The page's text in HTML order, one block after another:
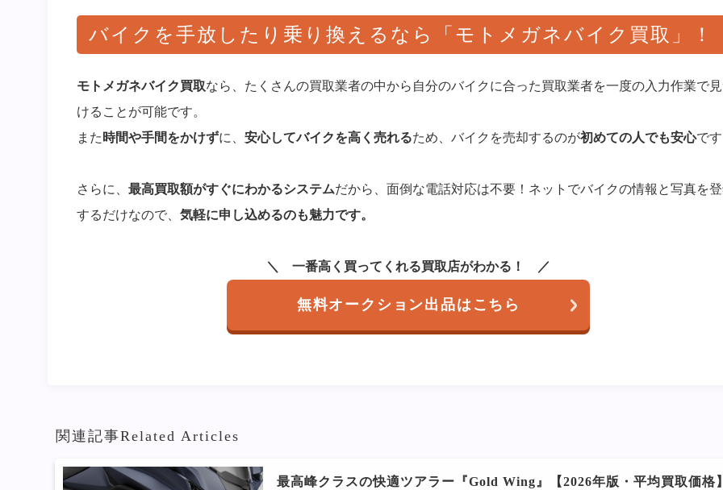
バイクを手放したり乗り換えるなら「モトメガネバイク買取」！
モトメガネバイク買取なら、たくさんの買取業者の中から自分のバイクに合った買取業者を一度の入力作業で
けることが可能です。
また 時間や手間をかけずに、 安心してバイクを高く売れるため、バイクを売却するのが初めての人でも安心で
さらに、 最高買取額がすぐにわかるシステムだから、面倒な電話対応は不要！ネットでバイクの情報と写真を
するだけなので、 気軽に申し込めるのも魅力です。
一番高く買ってくれる買取店がわかる！
無料オークション出品はこちら
関連記事Related Articles
最高峰クラスの快適ツアラー『Gold Wing』【2026年版・平均買取価格